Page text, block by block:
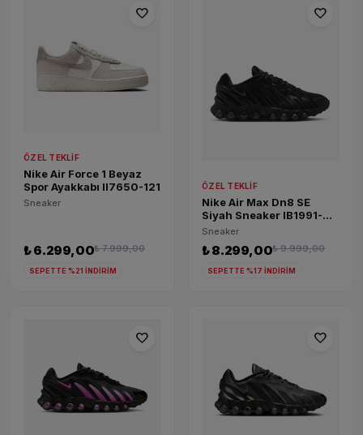
favorite
ÖZEL TEKLIF
Nike Air Force 1 Beyaz
Spor Ayakkabı II7650-121
Sneaker
₺ 6.299,00₺ 7.999,00
SEPETTE %21 İNDİRİM
favorite
ÖZEL TEKLIF
Nike Air Max Dn8 SE
Siyah Sneaker IB1991-
001
Sneaker
₺ 8.299,00₺ 9.999,00
SEPETTE %17 İNDİRİM
favorite favorite